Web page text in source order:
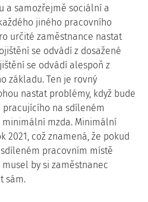
a samozřejmě sociální a
jiného pracovního
určité zaměstnance nastat
se odvádí z dosažené
se odvádí alespoň z
základu. Ten je rovný
nastat problémy, když bude
na sdíleném
mzda. Minimální
2021, což znamená, že pokud
pracovním místě
by si zaměstnanec
sám.